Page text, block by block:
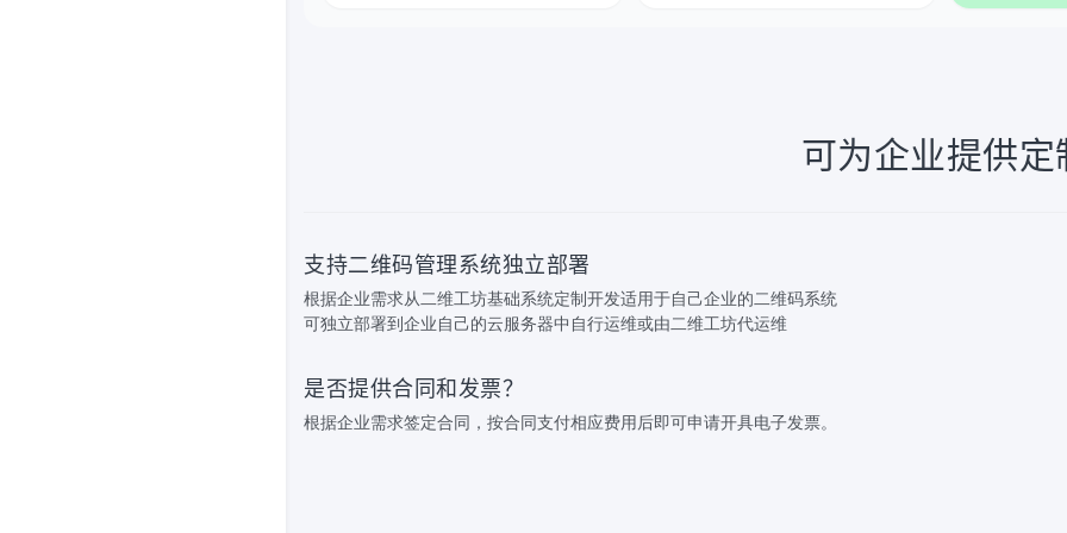
可为企业提供定
支持二维码管理系统独立部署
根据企业需求从二维工坊基础系统定制开发适用于自己企业的二维码系统
可独立部署到企业自己的云服务器中自行运维或由二维工坊代运维
是否提供合同和发票？
根据企业需求签定合同，按合同支付相应费用后即可申请开具电子发票。